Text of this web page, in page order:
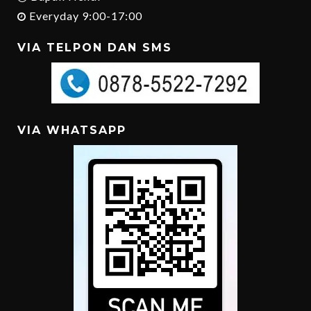
Everyday 9:00-17:00
VIA TELPON DAN SMS
VIA WHATSAPP